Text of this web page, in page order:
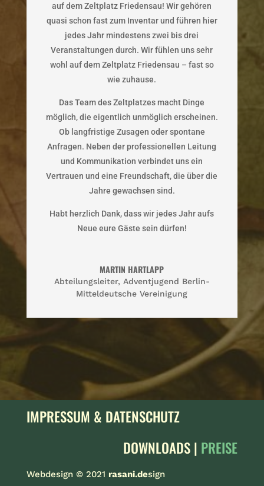
auf dem Zeltplatz Friedensau! Wir gehören
quasi schon fast zum Inventar und führen hier
jedes Jahr mindestens zwei bis drei
Veranstaltungen durch. Wir fühlen uns sehr
wohl auf dem Zeltplatz Friedensau – fast so
wie zuhause.
Das Team des Zeltplatzes macht Dinge
möglich, die eigentlich unmöglich erscheinen.
Ob langfristige Zusagen oder spontane
Anfragen. Neben der professionellen Leitung
und Kommunikation verbindet uns ein
Vertrauen und eine Freundschaft, die über die
Jahre gewachsen sind.
Habt herzlich Dank, dass wir jedes Jahr aufs
Neue eure Gäste sein dürfen!
MARTIN HARTLAPP
Abteilungsleiter, Adventjugend Berlin-
Mitteldeutsche Vereinigung
IMPRESSUM & DATENSCHUTZ
DOWNLOADS | PREISE
Webdesign © 2021 rasani.design